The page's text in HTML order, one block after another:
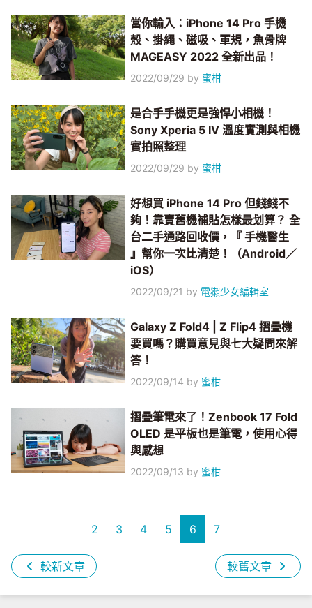
當你輸入：iPhone 14 Pro 手機
殼、掛繩、磁吸、軍規，魚骨牌
MAGEASY 2022 全新出品！
2022/09/29 by 蜜柑
是合手手機更是強悍小相機！
Sony Xperia 5 IV 溫度實測與相機
實拍照整理
2022/09/29 by 蜜柑
好想買 iPhone 14 Pro 但錢錢不
夠！靠賣舊機補貼怎樣最划算？ 全
台二手通路回收價，『 手機醫生
』幫你一次比清楚！（Android／
iOS）
2022/09/21 by 電獺少女編輯室
Galaxy Z Fold4 | Z Flip4 摺疊機
要買嗎？購買意見與七大疑問來解
答！
2022/09/14 by 蜜柑
摺疊筆電來了！Zenbook 17 Fold
OLED 是平板也是筆電，使用心得
與感想
2022/09/13 by 蜜柑
較新文章
2 3 4 5 6 7
較舊文章